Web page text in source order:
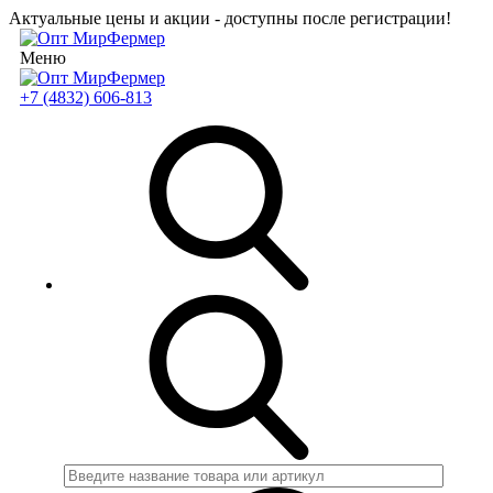
Актуальные цены и акции - доступны после регистрации!
Меню
+7 (4832) 606-813